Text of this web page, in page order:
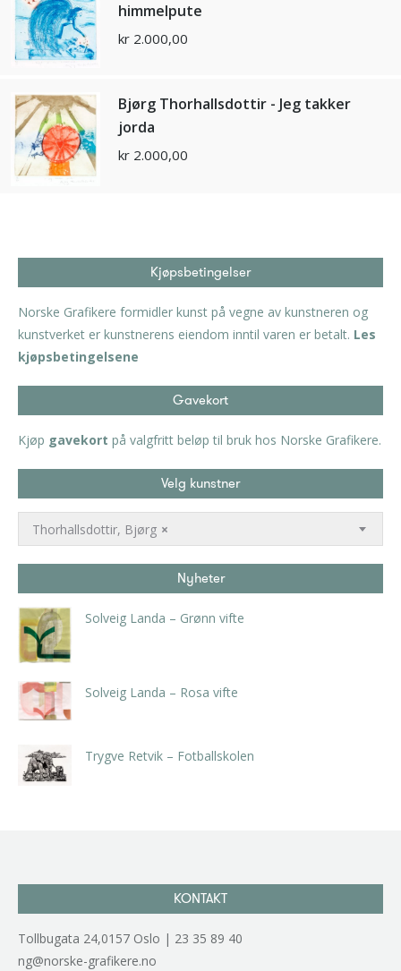
himmelpute
kr 2.000,00
Bjørg Thorhallsdottir - Jeg takker
jorda
kr 2.000,00
Kjøpsbetingelser
Norske Grafikere formidler kunst på vegne av kunstneren og
kunstverket er kunstnerens eiendom inntil varen er betalt. Les
kjøpsbetingelsene
Gavekort
Kjøp gavekort på valgfritt beløp til bruk hos Norske Grafikere.
Velg kunstner
×
Thorhallsdottir, Bjørg
Nyheter
Solveig Landa – Grønn vifte
Solveig Landa – Rosa vifte
Trygve Retvik – Fotballskolen
KONTAKT
Tollbugata 24,0157 Oslo | 23 35 89 40
ng@norske-grafikere.no